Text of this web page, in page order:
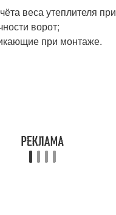
веса утеплителя при
ворот;
при монтаже.